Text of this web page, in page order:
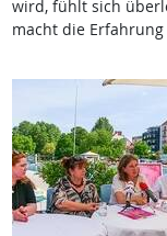
wird, fühlt sich
macht die